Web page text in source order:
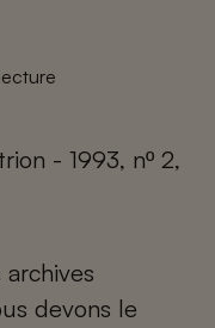
- 1993, nº 2,
devons le